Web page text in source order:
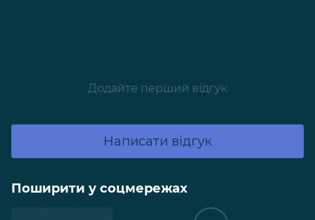
Додайте перший відгук
Написати відгук
Поширити у соцмережах